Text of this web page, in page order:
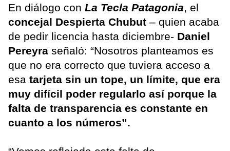
En diálogo con La Tecla Patagonia, el
concejal Despierta Chubut – quien acaba
de pedir licencia hasta diciembre- Daniel
Pereyra señaló: “Nosotros planteamos es
que no era correcto que tuviera acceso a
esa tarjeta sin un tope, un límite, que era
muy difícil poder regularlo así porque la
falta de transparencia es constante en
cuanto a los números”.